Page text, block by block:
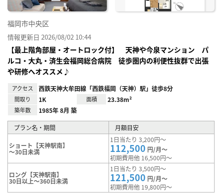
福岡市中央区
情報更新日 2026/08/02 10:44
【最上階角部屋・オートロック付】 天神や今泉マンション パ
ルコ・大丸・済生会福岡総合病院 徒歩圏内の利便性抜群で出張
や研修へオススメ♪
アクセス 西鉄天神大牟田線「西鉄福岡（天神）駅」徒歩8分
間取り 1K 面積 23.38m²
築年数 1985年 8月 築
プラン名・期間 月額目安
ショート【天神駅南】
～30日未満
1日当たり 3,200円～
112,500 円/月～
初期費用他 16,500円～
ロング【天神駅南】
30日以上～360日未満
1日当たり 3,500円～
121,500 円/月～
初期費用他 19,800円～